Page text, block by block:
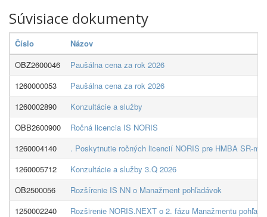
Súvisiace dokumenty
Číslo
Názov
OBZ2600046
Paušálna cena za rok 2026
1260000053
Paušálna cena za rok 2026
1260002890
Konzultácie a služby
OBB2600900
Ročná licencia IS NORIS
1260004140
. Poskytnutie ročných licencií NORIS pre HMBA SR-
1260005712
Konzultácie a služby 3.Q 2026
OB2500056
Rozšírenie IS NN o Manažment pohľadávok
1250002240
Rozširenie NORIS.NEXT o 2. fázu Manažmentu